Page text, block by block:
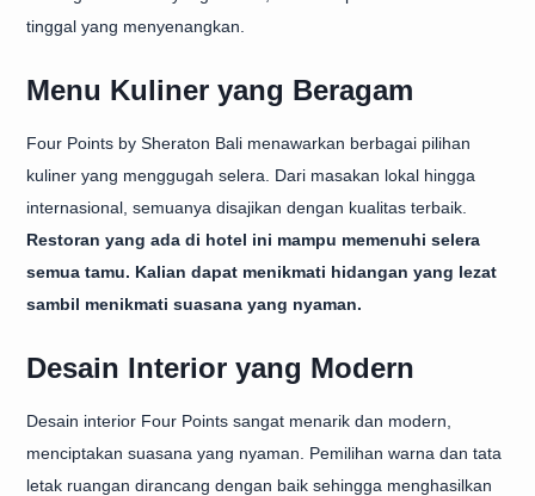
tinggal yang menyenangkan.
Menu Kuliner yang Beragam
Four Points by Sheraton Bali menawarkan berbagai pilihan
kuliner yang menggugah selera. Dari masakan lokal hingga
internasional, semuanya disajikan dengan kualitas terbaik.
Restoran yang ada di hotel ini mampu memenuhi selera
semua tamu. Kalian dapat menikmati hidangan yang lezat
sambil menikmati suasana yang nyaman.
Desain Interior yang Modern
Desain interior Four Points sangat menarik dan modern,
menciptakan suasana yang nyaman. Pemilihan warna dan tata
letak ruangan dirancang dengan baik sehingga menghasilkan